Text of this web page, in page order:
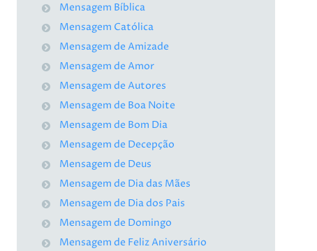
Mensagem Bíblica
Mensagem Católica
Mensagem de Amizade
Mensagem de Amor
Mensagem de Autores
Mensagem de Boa Noite
Mensagem de Bom Dia
Mensagem de Decepção
Mensagem de Deus
Mensagem de Dia das Mães
Mensagem de Dia dos Pais
Mensagem de Domingo
Mensagem de Feliz Aniversário